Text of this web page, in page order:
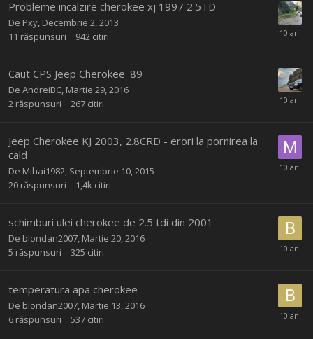
Probleme incalzire cherokee xj 1997 2.5TD
De Pxy Decembrie 2, 2013
11 răspunsuri 942 citiri
Caut CPS Jeep Cherokee '89
De AndreiBC Martie 29, 2016
2 răspunsuri 267 citiri
Jeep Cherokee KJ 2003, 2.8CRD - erori la pornirea la
cald
De Mihai1982 Septembrie 10, 2015
20 răspunsuri 1,4k citiri
schimburi ulei cherokee de 2.5 tdi din 2001
De blondan2007 Martie 20, 2016
5 răspunsuri 325 citiri
temperatura apa cherokee
De blondan2007 Martie 13, 2016
6 răspunsuri 537 citiri